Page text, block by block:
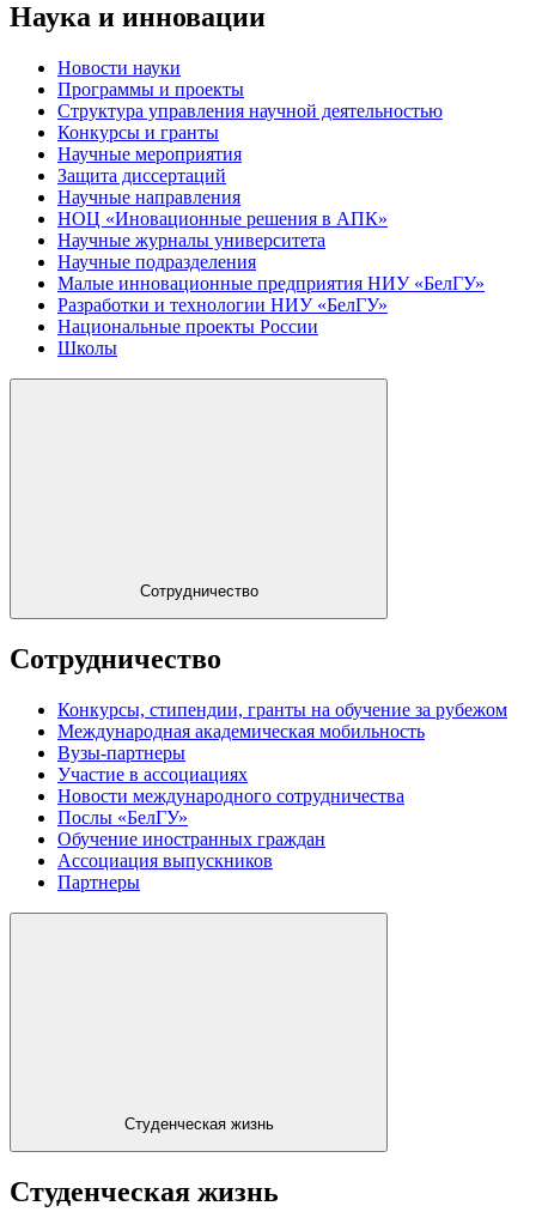
Наука и инновации
Новости науки
Программы и проекты
Структура управления научной деятельностью
Конкурсы и гранты
Научные мероприятия
Защита диссертаций
Научные направления
НОЦ «Иновационные решения в АПК»
Научные журналы университета
Научные подразделения
Малые инновационные предприятия НИУ «БелГУ»
Разработки и технологии НИУ «БелГУ»
Национальные проекты России
Школы
Сотрудничество
Сотрудничество
Конкурсы, стипендии, гранты на обучение за рубежом
Международная академическая мобильность
Вузы-партнеры
Участие в ассоциациях
Новости международного сотрудничества
Послы «БелГУ»
Обучение иностранных граждан
Ассоциация выпускников
Партнеры
Студенческая жизнь
Студенческая жизнь